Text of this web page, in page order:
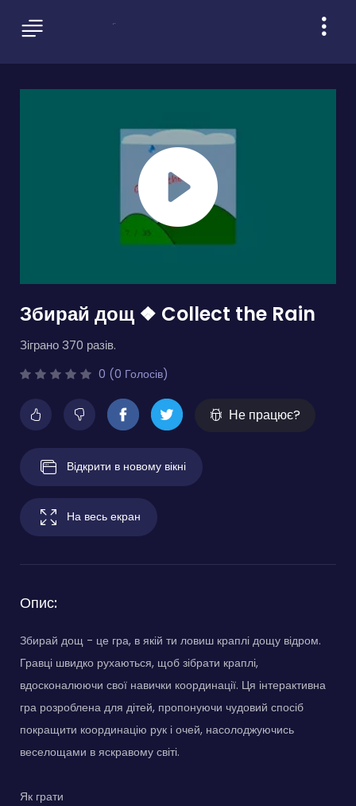
Збирай дощ ❖ Collect the Rain
Зіграно 370 разів.
0 (0 Голосів)
Не працює?
Відкрити в новому вікні
На весь екран
Опис:
Збирай дощ - це гра, в якій ти ловиш краплі дощу відром.
Гравці швидко рухаються, щоб зібрати краплі,
вдосконалюючи свої навички координації. Ця інтерактивна
гра розроблена для дітей, пропонуючи чудовий спосіб
покращити координацію рук і очей, насолоджуючись
веселощами в яскравому світі.
Як грати